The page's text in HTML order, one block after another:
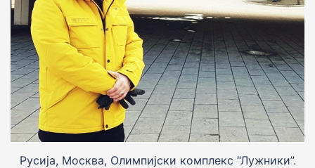
Русија, Москва, Олимпијски комплекс “Лужники”.